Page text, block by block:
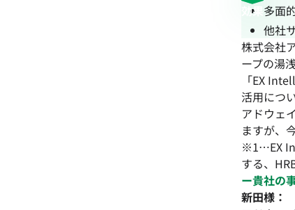
効果 多面
他社
株式会社
ープの湯
「EX
活用につ
アドウェ
ますが、
※1…EX
する、
ー貴社の
新田様：